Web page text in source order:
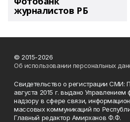
журналистов РБ
© 2015-2026
Об использовании персональных
Свидетельство о регистрации СМИ:
августа 2015 г. выдано
надзору в сфере связи,
массовых коммуникаций по
Главный редактор Амирханов Ф.Ф.